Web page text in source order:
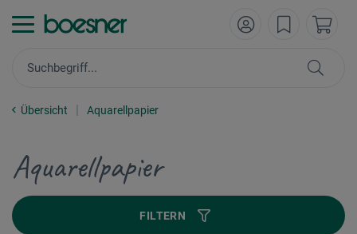
Übersicht Aquarellpapier
Aquarellpapier
FILTERN